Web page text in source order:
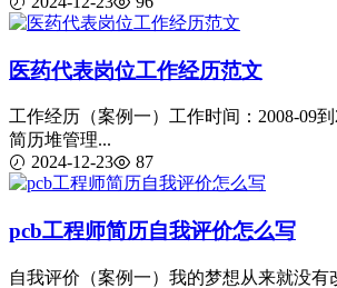
医药代表岗位工作经历范文
工作经历（案例一）工作时间：2008-09到
简历堆管理...
2024-12-23
87
pcb工程师简历自我评价怎么写
自我评价（案例一）我的梦想从来就没有